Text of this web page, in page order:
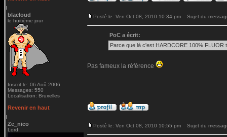
blacloud
le huitième jour
Inscrit le: 06 Aoû 2006
Messages: 550
Localisation: Bruxelles
Posté le: Ven Oct 08, 2010 10:34 pm Sujet du
PoC a écrit:
Parce que là c'est HARDCORE 100% FLUOR
Pas fameux la référence
Revenir en haut
Ze_nico
Lord
Posté le: Ven Oct 08, 2010 10:55 pm Sujet du